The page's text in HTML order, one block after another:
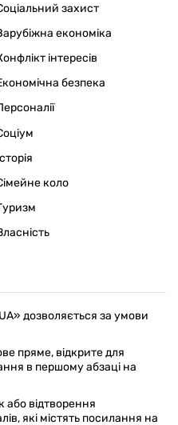
захист
економіка
інтересів
безпека
коло
дозволяється за умови
пряме, відкрите для
в першому абзаці на
або відтворення
які містять посилання на